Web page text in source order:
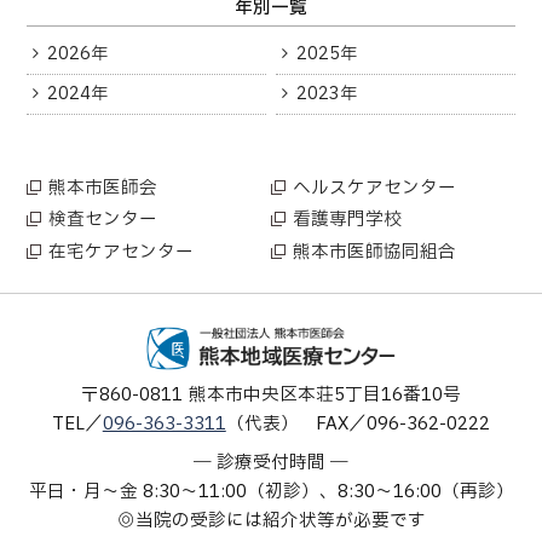
年別一覧
2026年
2025年
2024年
2023年
熊本市医師会
ヘルスケアセンター
検査センター
看護専門学校
在宅ケアセンター
熊本市医師協同組合
〒860-0811 熊本市中央区本荘5丁目16番10号
TEL
096-363-3311 （代表） FAX
096-362-0222
診療受付時間
平日・月～金 8:30～11:00（初診）、8:30～16:00（再診）
当院の受診には紹介状等が必要です